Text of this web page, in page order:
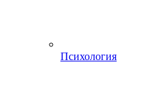
Психология